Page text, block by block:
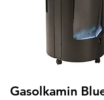
Gasolkamin